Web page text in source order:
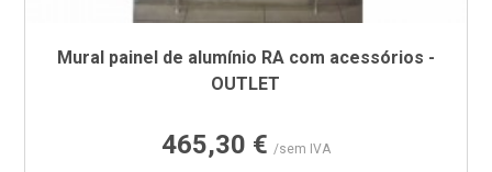
Mural painel de alumínio RA com acessórios -
OUTLET
Preço
465,30 € /sem IVA